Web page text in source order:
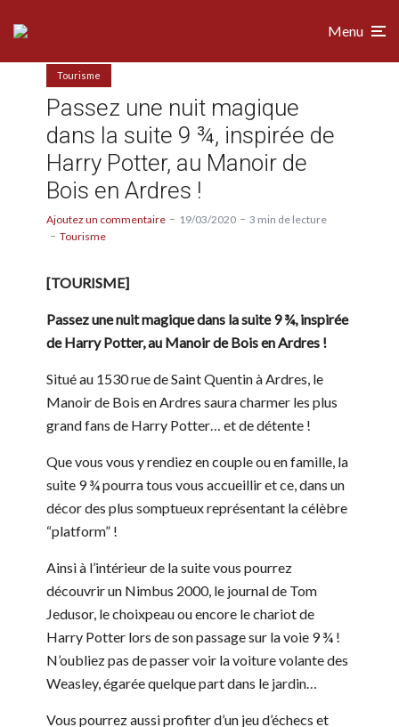
Menu
Tourisme
Passez une nuit magique
dans la suite 9 ¾, inspirée de
Harry Potter, au Manoir de
Bois en Ardres !
Ajoutez un commentaire 19/03/2020
3 min de lecture
Tourisme
[TOURISME]
Passez une nuit magique dans la suite 9 ¾, inspirée
de Harry Potter, au Manoir de Bois en Ardres !
Situé au 1530 rue de Saint Quentin à Ardres, le
Manoir de Bois en Ardres saura charmer les plus
grand fans de Harry Potter… et de détente !
Que vous vous y rendiez en couple ou en famille, la
suite 9 ¾ pourra tous vous accueillir et ce, dans un
décor des plus somptueux représentant la célèbre
“platform” !
Ainsi à l’intérieur de la suite vous pourrez
découvrir un Nimbus 2000, le journal de Tom
Jedusor, le choixpeau ou encore le chariot de
Harry Potter lors de son passage sur la voie 9 ¾ !
N’oubliez pas de passer voir la voiture volante des
Weasley, égarée quelque part dans le jardin…
Vous pourrez aussi profiter d’un jeu d’échecs et